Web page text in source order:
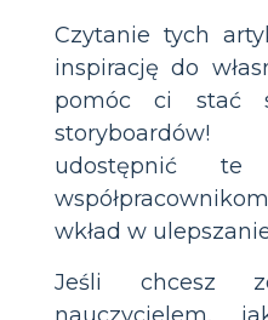
Czytanie tych
inspirację do
pomóc ci stać
udostępnić te
wkład w
Jeśli chcesz